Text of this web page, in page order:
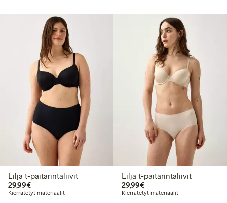
Lilja t-paitarintaliivit
29,99€29,99 €
Kierrätetyt materiaalit
Lilja t-paitarintaliivit
29,99€29,99 €
Kierrätetyt materiaalit